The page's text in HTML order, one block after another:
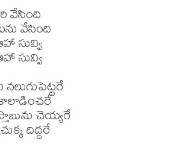
వేసింది
వేసింది
సువ్వి
సువ్వి
చెయ్యరే
దిద్దరే